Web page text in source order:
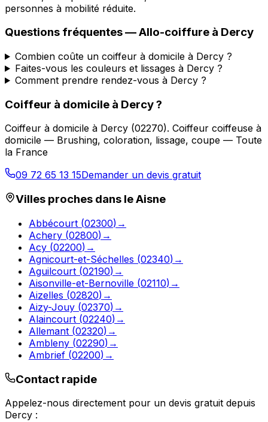
personnes à mobilité réduite.
Questions fréquentes —Allo-coiffure à Dercy
Combien coûte un coiffeur à domicile à Dercy ?
Faites-vous les couleurs et lissages à Dercy ?
Comment prendre rendez-vous à Dercy ?
Coiffeur à domicile à Dercy?
Coiffeur à domicile à Dercy (02270). Coiffeur coiffeuse à
domicile — Brushing, coloration, lissage, coupe — Toute
la France
09 72 65 13 15Demander un devis gratuit
Villes proches dans leAisne
Abbécourt (02300) →
Achery (02800) →
Acy (02200) →
Agnicourt-et-Séchelles (02340) →
Aguilcourt (02190) →
Aisonville-et-Bernoville (02110) →
Aizelles (02820) →
Aizy-Jouy (02370) →
Alaincourt (02240) →
Allemant (02320) →
Ambleny (02290) →
Ambrief (02200) →
Contact rapide
Appelez-nous directement pour un devis gratuit depuis
Dercy :